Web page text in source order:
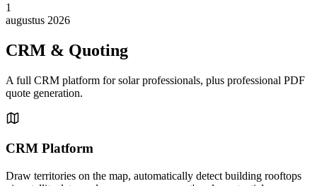
1
augustus 2026
CRM & Quoting
A full CRM platform for solar professionals, plus professional PDF
quote generation.
CRM Platform
Draw territories on the map, automatically detect building rooftops